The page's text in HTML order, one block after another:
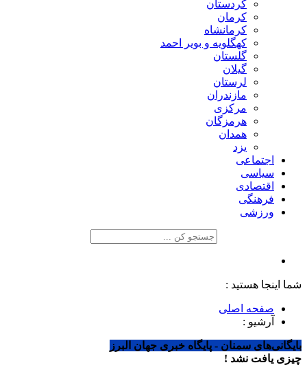
کردستان
کرمان
کرمانشاه
کهگلویه و بویر احمد
گلستان
گیلان
لرستان
مازندران
مرکزی
هرمزگان
همدان
یزد
اجتماعی
سیاسی
اقتصادی
فرهنگی
ورزشی
شما اینجا هستید :
صفحه اصلی
آرشیو :
بایگانی‌های سمنان - پایگاه خبری جهان البرز
چیزی یافت نشد !